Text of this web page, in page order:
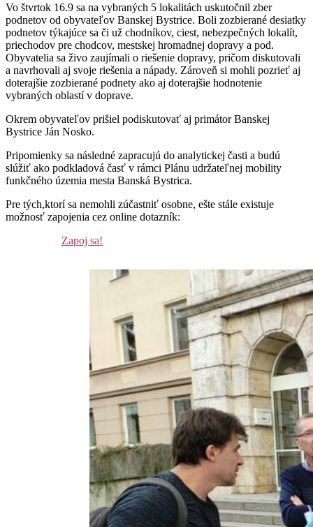
Vo štvrtok 16.9 sa na vybraných 5 lokalitách uskutočnil zber
podnetov od obyvateľov Banskej Bystrice. Boli zozbierané desiatky
podnetov týkajúce sa či už chodníkov, ciest, nebezpečných lokalít,
priechodov pre chodcov, mestskej hromadnej dopravy a pod.
Obyvatelia sa živo zaujímali o riešenie dopravy, pričom diskutovali
a navrhovali aj svoje riešenia a nápady. Zároveň si mohli pozrieť aj
doterajšie zozbierané podnety ako aj doterajšie hodnotenie
vybraných oblastí v doprave.
Okrem obyvateľov prišiel podiskutovať aj primátor Banskej
Bystrice Ján Nosko.
Pripomienky sa následné zapracujú do analytickej časti a budú
slúžiť ako podkladová časť v rámci Plánu udržateľnej mobility
funkčného územia mesta Banská Bystrica.
Pre tých,ktorí sa nemohli zúčastniť osobne, ešte stále existuje
možnosť zapojenia cez online dotazník:
Zapoj sa!